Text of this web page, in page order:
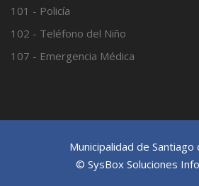
101 - Policía
102 - Teléfono del Niño
107 - Emergencia Médica
Municipalidad de
© SysBox Soluciones